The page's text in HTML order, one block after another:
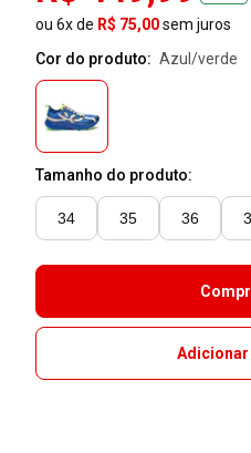
ou 6x de R$ 75,00sem juros
Cor do produto:
azul/verde
Tamanho do produto:
34 35 36